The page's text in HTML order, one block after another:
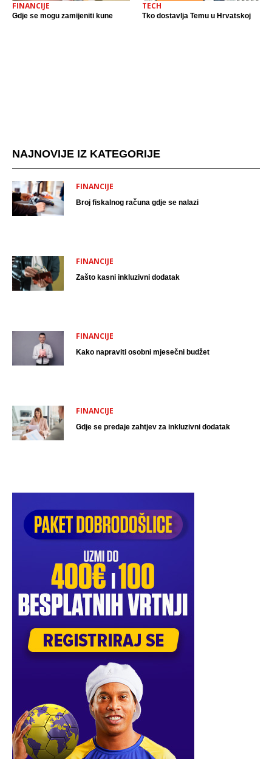
FINANCIJE
Gdje se mogu zamijeniti kune
TECH
Tko dostavlja Temu u Hrvatskoj
NAJNOVIJE IZ KATEGORIJE
FINANCIJE
Broj fiskalnog računa gdje se nalazi
FINANCIJE
Zašto kasni inkluzivni dodatak
FINANCIJE
Kako napraviti osobni mjesečni budžet
FINANCIJE
Gdje se predaje zahtjev za inkluzivni dodatak